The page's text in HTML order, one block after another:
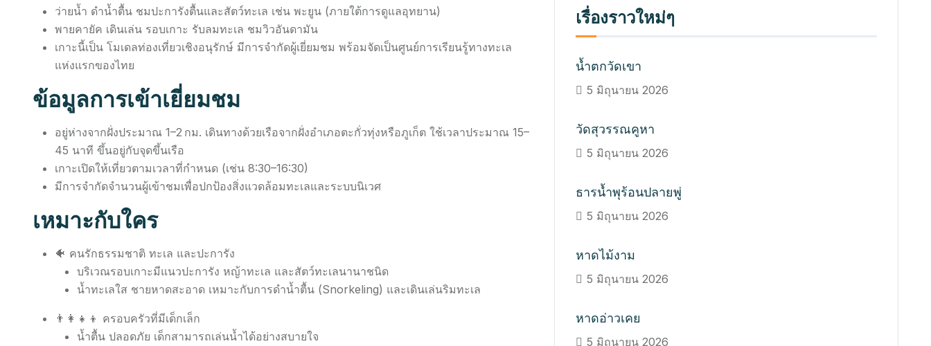
ว่ายน้ำ ดำน้ำตื้น ชมปะการังตื้นและสัตว์ทะเล เช่น พะยูน (ภายใต้การดูแลอุทยาน)
พายคายัค เดินเล่น รอบเกาะ รับลมทะเล ชมวิวอันดามัน
เกาะนี้เป็น โมเดลท่องเที่ยวเชิงอนุรักษ์ มีการจำกัดผู้เยี่ยมชม พร้อมจัดเป็นศูนย์การเรียนรู้ทางทะเล
แห่งแรกของไทย
ข้อมูลการเข้าเยี่ยมชม
อยู่ห่างจากฝั่งประมาณ 1–2 กม. เดินทางด้วยเรือจากฝั่งอำเภอตะกั่วทุ่งหรือภูเก็ต ใช้เวลาประมาณ 15–
45 นาที ขึ้นอยู่กับจุดขึ้นเรือ
เกาะเปิดให้เที่ยวตามเวลาที่กำหนด (เช่น 8:30–16:30)
มีการจำกัดจำนวนผู้เข้าชมเพื่อปกป้องสิ่งแวดล้อมทะเลและระบบนิเวศ
เหมาะกับใคร
🐠 คนรักธรรมชาติ ทะเล และปะการัง
บริเวณรอบเกาะมีแนวปะการัง หญ้าทะเล และสัตว์ทะเลนานาชนิด
น้ำทะเลใส ชายหาดสะอาด เหมาะกับการดำน้ำตื้น (Snorkeling) และเดินเล่นริมทะเล
👨‍👩‍👧‍👦 ครอบครัวที่มีเด็กเล็ก
น้ำตื้น ปลอดภัย เด็กสามารถเล่นน้ำได้อย่างสบายใจ
เรื่องราวใหม่ๆ
น้ำตกวัดเขา
5 มิถุนายน 2026
วัดสุวรรณคูหา
5 มิถุนายน 2026
ธารน้ำพุร้อนปลายพู่
5 มิถุนายน 2026
หาดไม้งาม
5 มิถุนายน 2026
หาดอ่าวเคย
5 มิถุนายน 2026